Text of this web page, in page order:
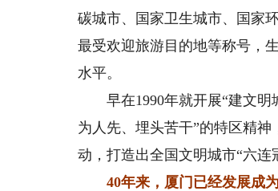
碳城市、国家卫生城市、国家
最受欢迎旅游目的地等称号，
水平。
早在1990年就开展“建文明
为人先、埋头苦干”的特区精
动，打造出全国文明城市“六连
40年来，厦门已经发展成